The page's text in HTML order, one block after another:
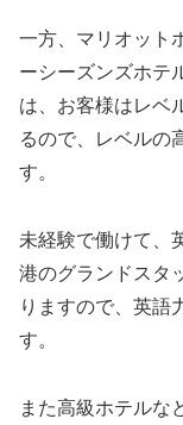
一方、マリオット
ーシーズンズホテ
は、お客様はレベ
るので、レベルの
す。
未経験で働けて、
港のグランドスタ
りますので、英語
す。
また高級ホテルな